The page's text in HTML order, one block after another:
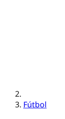
Fútbol